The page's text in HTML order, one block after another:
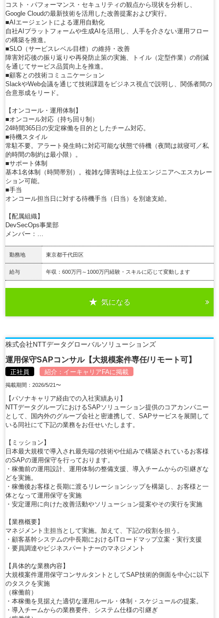
コスト・パフォーマンス・セキュリティの観点から現状を分析し、
Google Cloudの最新技術を活用した改善提案および実行。
■AIエージェントによる運用自動化
自社AIプラットフォームや生成AIを活用し、人手を介さない運用フロー
の構築を推進。
■SLO（サービスレベル目標）の維持・改善
障害対応後の振り返りや再発防止策の実施、トイル（定型作業）の削減
を通じてサービス品質向上を推進。
■顧客との技術コミュニケーション
SlackやWeb会議を通じて技術課題をビジネス視点で説明し、関係者間の
合意形成をリード。
【オンコール・運用体制】
■オンコール対応（持ち回り制）
24時間365日の安定稼働を目的としたチーム対応。
■待機スタイル
常駐不要。アラート発生時に対応可能な状態で待機（夜間は就寝可／私
的時間の制約は最小限）。
■サポート体制
基本1名体制（時間帯別）。複雑な障害時は上位エンジニアへエスカレー
ション可能。
■手当
オンコール担当日に対する待機手当（日当）を別途支給。
【配属組織】
DevSecOps事業部
メンバー：…
勤務地 東京都千代田区
給与 年収：600万円～1000万円経験・スキルに応じて変動します
気になる
株式会社NTTデータグローバルソリューションズ
運用保守SAPコンサル【大規模案件専任/リモート可】
正社員 紹介： イーキャリアFAに掲載
掲載期間：2026/5/21〜
【パソナキャリア経由での入社実績あり】
NTTデータグループにおけるSAPソリューション提供のコアカンパニー
として、国内外のグループ会社と密連携して、SAPサービスを展開して
いる同社にて下記の業務をお任せいたします。
【ミッション】
日本最大規模で導入され最先端の技術や仕組みで構築されているお客様
のSAPの運用保守を行っております。
・稼働前の運用設計、運用体制の整備支援、導入チームからの引継ぎな
どを実施。
・稼働後お客様と長期に渡るリレーションシップを構築し、お客様と一
体となって運用保守を実施
・安定運用に向けた改善活動やソリューション提案やその実行を実施
【業務概要】
マネジメント主担当として実施。加えて、下記の役割を担う。
・顧客基幹システムの中長期におけるITロードマップ立案・実行支援
・要員調達やビジネスパートナーのマネジメント
【具体的な業務内容】
大規模案件運用保守コンサルタントとしてSAP技術的側面を中心に以下
のタスクを実施
（稼働前）
・本稼働を見据えた適切な運用ルール・体制・スケジュールの提案。
・導入チームからの業務要件、システム仕様の引継ぎ